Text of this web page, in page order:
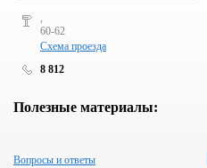
60-62
Схема проезда
8 812
Полезные материалы:
Вопросы и ответы